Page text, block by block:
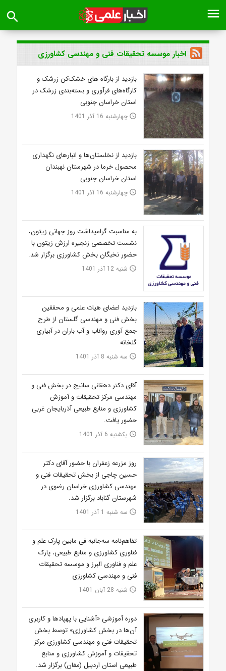
menu
search
اخبار موسسه تحقیقات فنی و مهندسی کشاورزی
بازدید از بارگاه های خشک‌کن زرشک و
کارگاه‌های فرآوری و بسته‌بندی زرشک در
استان خراسان جنوبی
access_time چهارشنبه 16 آذر 1401
بازدید از نخلستان‌ها و انبارهای نگهداری
محصول خرما در شهرستان نهبندان
استان خراسان جنوبی
access_time چهارشنبه 16 آذر 1401
به مناسبت گرامیداشت روز جهانی زیتون،
نشست تخصصی زنجیره ارزش زیتون با
حضور نخبگان بخش کشاورزی برگزار شد.
access_time شنبه 12 آذر 1401
بازدید اعضای هیات علمی و محققین
بخش فنی و مهندسی گلستان از طرح
جمع آوری رواناب و آب باران در آبیاری
گلخانه
access_time سه شنبه 8 آذر 1401
آقای دکتر دهقانی سانیج در بخش فنی و
مهندسی مرکز تحقیقات و آموزش
کشاورزی و منابع طبیعی آذربایجان غربی
حضور یافت.
access_time یکشنبه 6 آذر 1401
روز مزرعه زعفران با حضور آقای دکتر
حسین چاجی از بخش تحقیقات فنی و
مهندسی کشاورزی خراسان رضوی در
شهرستان گناباد برگزار شد.
access_time سه شنبه 1 آذر 1401
تفاهم‌نامه سه‌جانبه فی مابین پارک علم و
فناوری کشاورزی و منابع طبیعی، پارک
علم و فناوری البرز و موسسه تحقیقات
فنی و مهندسی کشاورزی
access_time شنبه 28 آبان 1401
دوره آموزشی «آشنایی با پهپادها و کاربری
آن‌ها در بخش کشاورزی» توسط بخش
تحقیقات فنی و مهندسی کشاورزی مرکز
تحقیقات و آموزش کشاورزی و منابع
طبیعی استان اردبیل (مغان) برگزار شد.